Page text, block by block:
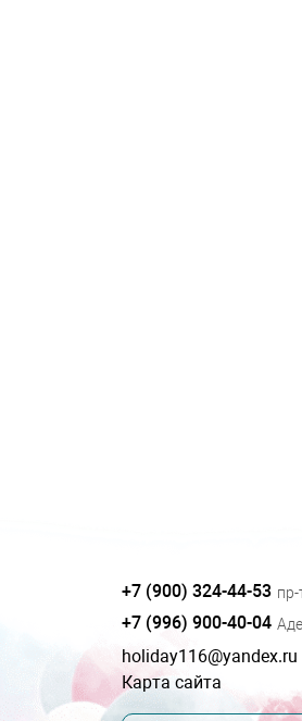
+7 (900) 324-44-53
+7 (996) 900-40-04
holiday116@yandex.ru
Карта сайта